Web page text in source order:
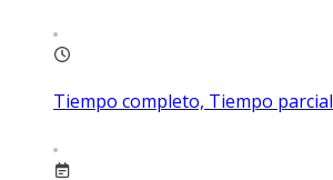
Tiempo completo, Tiempo parcial